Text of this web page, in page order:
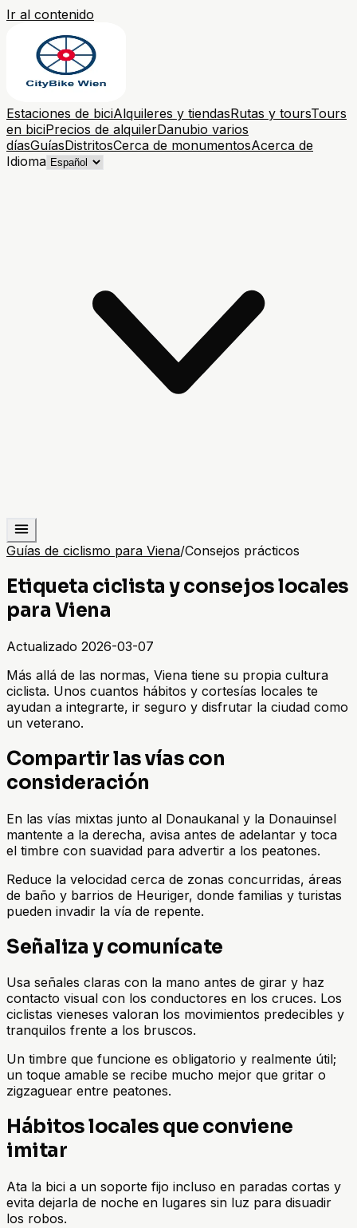
Ir al contenido
Estaciones de biciAlquileres y tiendasRutas y toursTours
en biciPrecios de alquilerDanubio varios
díasGuíasDistritosCerca de monumentosAcerca de
Idioma
Guías de ciclismo para Viena/Consejos prácticos
Etiqueta ciclista y consejos locales
para Viena
Actualizado 2026-03-07
Más allá de las normas, Viena tiene su propia cultura
ciclista. Unos cuantos hábitos y cortesías locales te
ayudan a integrarte, ir seguro y disfrutar la ciudad como
un veterano.
Compartir las vías con
consideración
En las vías mixtas junto al Donaukanal y la Donauinsel
mantente a la derecha, avisa antes de adelantar y toca
el timbre con suavidad para advertir a los peatones.
Reduce la velocidad cerca de zonas concurridas, áreas
de baño y barrios de Heuriger, donde familias y turistas
pueden invadir la vía de repente.
Señaliza y comunícate
Usa señales claras con la mano antes de girar y haz
contacto visual con los conductores en los cruces. Los
ciclistas vieneses valoran los movimientos predecibles y
tranquilos frente a los bruscos.
Un timbre que funcione es obligatorio y realmente útil;
un toque amable se recibe mucho mejor que gritar o
zigzaguear entre peatones.
Hábitos locales que conviene
imitar
Ata la bici a un soporte fijo incluso en paradas cortas y
evita dejarla de noche en lugares sin luz para disuadir
los robos.